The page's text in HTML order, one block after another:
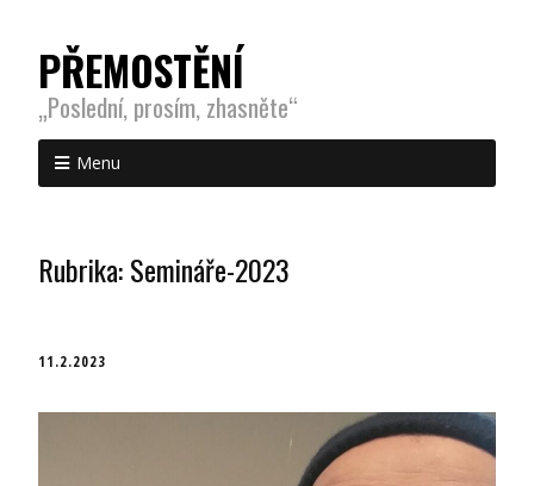
PŘEMOSTĚNÍ
„Poslední, prosím, zhasněte“
Menu
Rubrika:Semináře-2023
11.2.2023